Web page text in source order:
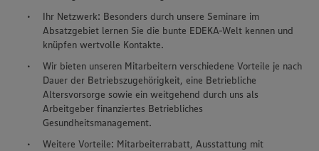
Ihr Netzwerk: Besonders durch unsere Seminare im
Absatzgebiet lernen Sie die bunte EDEKA-Welt kennen und
knüpfen wertvolle Kontakte.
Wir bieten unseren Mitarbeitern verschiedene Vorteile je nach
Dauer der Betriebszugehörigkeit, eine Betriebliche
Altersvorsorge sowie ein weitgehend durch uns als
Arbeitgeber finanziertes Betriebliches
Gesundheitsmanagement.
Weitere Vorteile: Mitarbeiterrabatt, Ausstattung mit